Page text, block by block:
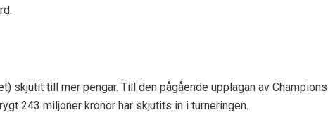
skjutit till mer pengar. Till den pågående upplagan av Champions
243 miljoner kronor har skjutits in i turneringen.